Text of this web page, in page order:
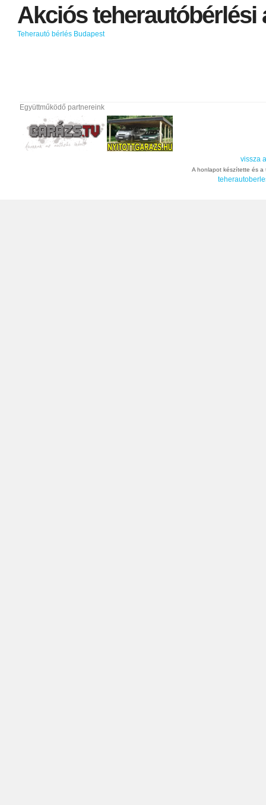
Akciósteherautóbérlési
Teherautó bérlés Budapest
Együttműködő partnereink
vissza
A honlapot készítette és